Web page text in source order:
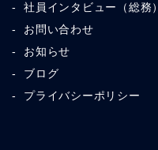
社員インタビュー（総務）
お問い合わせ
お知らせ
ブログ
プライバシーポリシー